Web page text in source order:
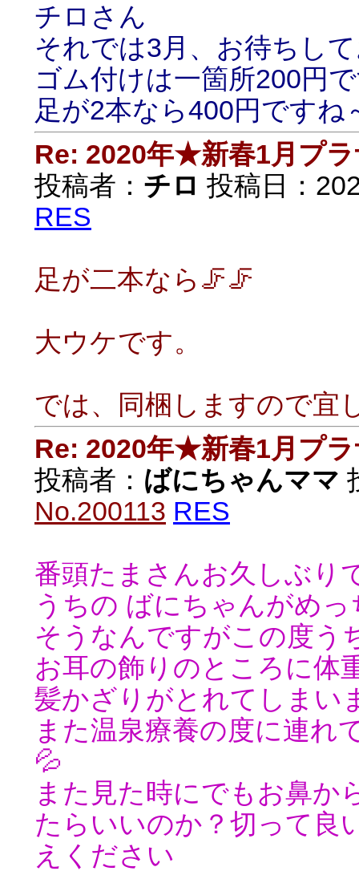
チロさん
それでは3月、お待ちし
ゴム付けは一箇所200円
足が2本なら400円ですね
Re: 2020年★新春1月プ
投稿者： チロ 投稿日：
RES
足が二本なら🦵🦵
大ウケです。
では、同梱しますので宜
Re: 2020年★新春1月プ
投稿者： ばにちゃんママ
No.200113 RES
番頭たまさんお久しぶり
うちの ばにちゃんがめ
そうなんですがこの度う
お耳の飾りのところに体
髪かざりがとれてしまい
また温泉療養の度に連れ
💦
また見た時にでもお鼻か
たらいいのか？切って良
えください